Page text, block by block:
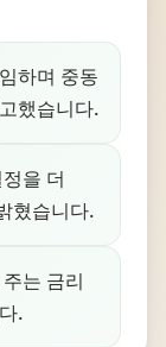
하며 중동
했습니다.
을 더
혔습니다.
는 금리
.